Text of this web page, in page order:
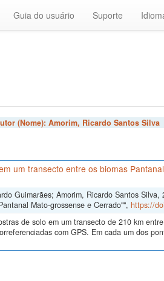
Guia do usuário Suporte
(Nome): Amorim, Ricardo Santos Silva
um transecto entre os biomas
Guimarães; Amorim, Ricardo Santos
Mato-grossense e Cerrado"", https://
de solo em um transecto de 210 km
com GPS. Em cada um dos